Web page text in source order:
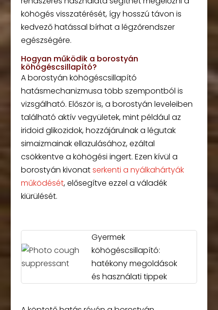
köhögés visszatérését, így hosszú távon is
kedvező hatással bírhat a légzőrendszer
egészségére.
Hogyan működik a borostyán
köhögéscsillapító?
A borostyán köhögéscsillapító
hatásmechanizmusa több szempontból is
vizsgálható. Először is, a borostyán leveleiben
található aktív vegyületek, mint például az
iridoid glikozidok, hozzájárulnak a légutak
simaizmainak ellazulásához, ezáltal
csökkentve a köhögési ingert. Ezen kívül a
borostyán kivonatserkenti a nyálkahártyák
működését, elősegítve ezzel a váladék
kiürülését.
Gyermek
köhögéscsillapító:
hatékony megoldások
és használati tippek